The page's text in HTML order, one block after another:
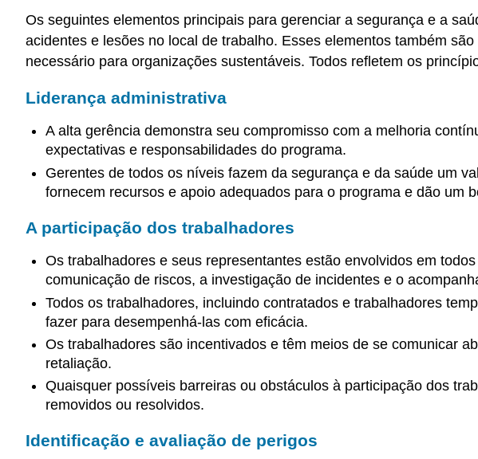
Os seguintes elementos principais para gerenciar a segurança e a
acidentes e lesões no local de trabalho. Esses elementos também
necessário para organizações sustentáveis. Todos refletem os
Liderança administrativa
A alta gerência demonstra seu compromisso com a melhoria
expectativas e responsabilidades do programa.
Gerentes de todos os níveis fazem da segurança e da saúde um
fornecem recursos e apoio adequados para o programa e dão um
A participação dos trabalhadores
Os trabalhadores e seus representantes estão envolvidos em
comunicação de riscos, a investigação de incidentes e o
Todos os trabalhadores, incluindo contratados e trabalhadores
fazer para desempenhá-las com eficácia.
Os trabalhadores são incentivados e têm meios de se comunicar
retaliação.
Quaisquer possíveis barreiras ou obstáculos à participação dos
removidos ou resolvidos.
Identificação e avaliação de perigos